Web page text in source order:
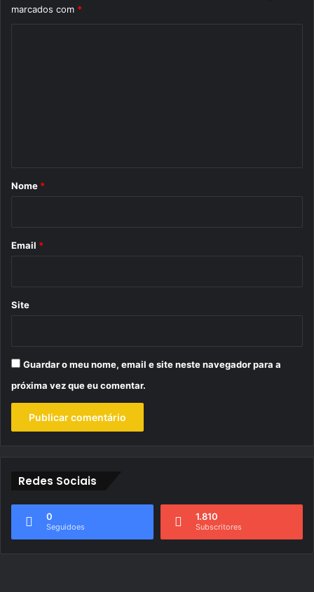
marcados com *
r
*
Nome *
Email *
Site
Guardar o meu nome, email e site neste navegador para a
próxima vez que eu comentar.
Redes Sociais
0
Seguidoes
1.810
Subscritores